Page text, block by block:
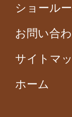
ショール
お問い合
サイトマ
ホーム